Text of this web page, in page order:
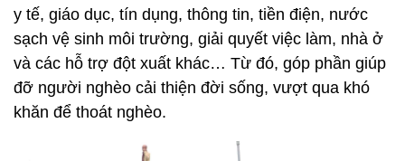
y tế, giáo dục, tín dụng, thông tin, tiền điện, nước
sạch vệ sinh môi trường, giải quyết việc làm, nhà ở
và các hỗ trợ đột xuất khác… Từ đó, góp phần giúp
đỡ người nghèo cải thiện đời sống, vượt qua khó
khăn để thoát nghèo.